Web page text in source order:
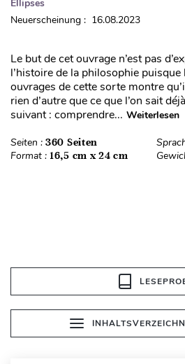
Ellipses
Neuerscheinung : 16.08.2023
Le but de cet ouvrage n’est pas
l’histoire de la philosophie
ouvrages de cette sorte montre
rien d’autre que ce que l’on sait
suivant : comprendre... Weiterlesen
Seiten : 360 Seiten
Format : 16,5 cm x 24 cm